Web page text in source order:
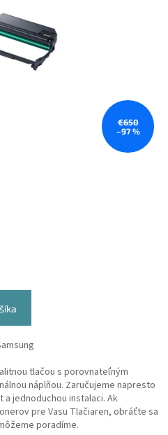
€650
–97 %
tlačou s porovnateľným
náplňou. Zaručujeme napresto
jednoduchou instalaci. Ak
pre Vasu Tlačiaren, obráťte sa
poradíme.